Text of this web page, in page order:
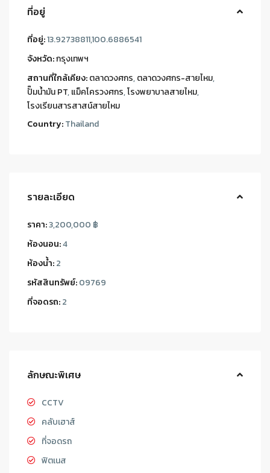
ที่อยู่
ที่อยู่:13.92738811,100.6886541
จังหวัด:กรุงเทพฯ
สถานที่ใกล้เคียง:ตลาดวงศกร,ตลาดวงศกร-สายไหม,
ปั๊มน้ำมัน PT,แม็คโครวงศกร,โรงพยาบาลสายไหม,
โรงเรียนสารสาสน์สายไหม
Country:Thailand
รายละเอียด
ราคา:3,200,000 ฿
ห้องนอน:4
ห้องน้ำ:2
รหัสสินทรัพย์:09769
ที่จอดรถ:2
ลักษณะพิเศษ
CCTV
คลับเฮาส์
ที่จอดรถ
ฟิตเนส